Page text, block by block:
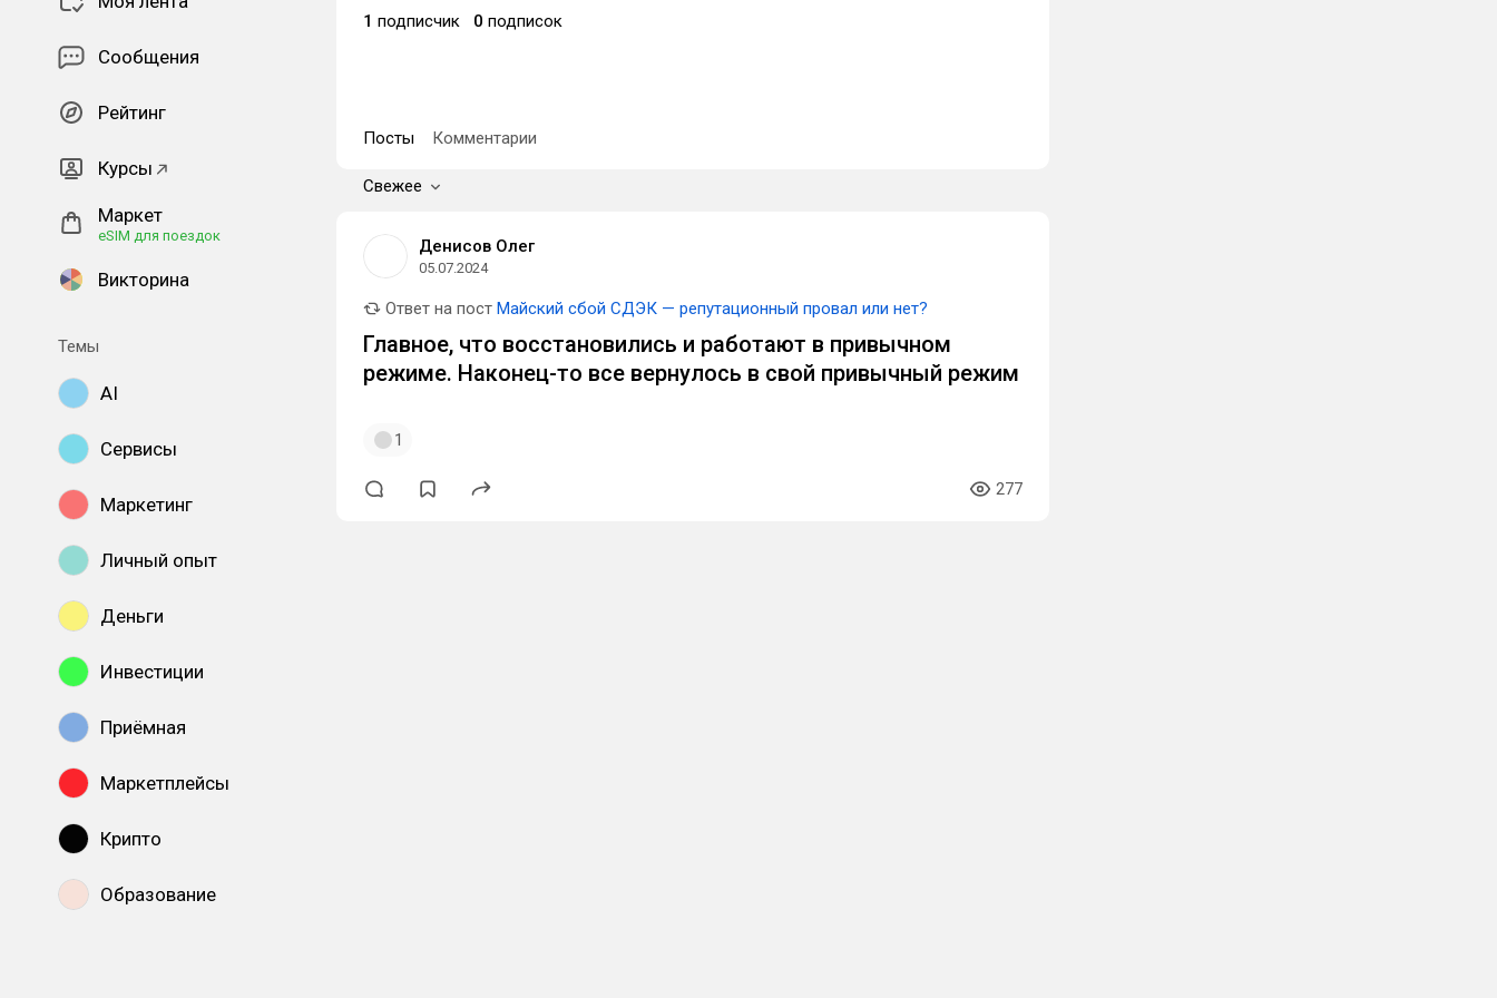
Сообщения
Рейтинг
Курсы
Маркет
eSIM для поездок
Викторина
Темы
AI
Сервисы
Маркетинг
Личный опыт
Деньги
Инвестиции
Приёмная
Маркетплейсы
Крипто
Образование
1 подписчик 0 подписок
Посты Комментарии
Свежее
Денисов Олег
05.07.2024
Ответ на пост Майский сбой СДЭК — репутационный провал или нет?
Главное, что восстановились и работают в привычном
режиме. Наконец-то все вернулось в свой привычный режим
1
277